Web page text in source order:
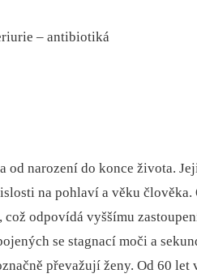
– antibiotiká
od narození do konce života.
na pohlaví a věku člověka.
odpovídá vyššímu
se stagnací moči a
převažují ženy. Od 60 let